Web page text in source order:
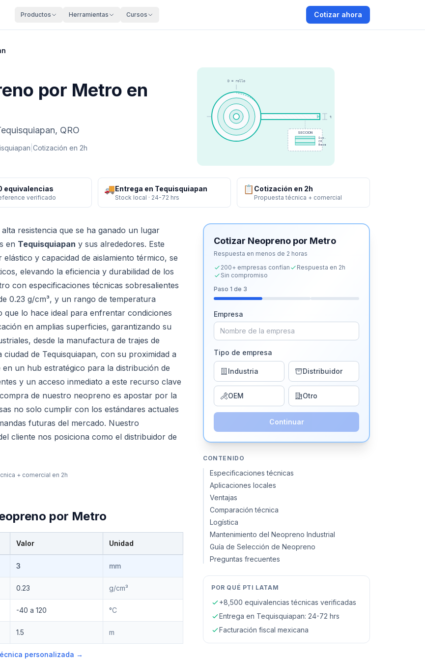
Productos Herramientas Cursos Cotizar ahora
por Metro en
QRO
Cotización en 2h
SECCION
Sup.
CR
Base
t
D = rollo
equivalencias
verificado
🚚Entrega en Tequisquiapan
Stock local · 24-72 hrs
📋 Cotización en 2h
Propuesta técnica + comercial
resistencia que se ha ganado un lugar
en Tequisquiapan y sus alrededores. Este
y capacidad de aislamiento térmico, se
elevando la eficiencia y durabilidad de los
con especificaciones técnicas sobresalientes
0.23 g/cm³, y un rango de temperatura
que lo hace ideal para enfrentar condiciones
en amplias superficies, garantizando su
desde la manufactura de trajes de
de Tequisquiapan, con su proximidad a
un hub estratégico para la distribución de
y un acceso inmediato a este recurso clave
de nuestro neopreno es apostar por la
no solo cumplir con los estándares actuales
futuras del mercado. Nuestro
cliente nos posiciona como el distribuidor de
+ comercial en 2h
por Metro
Valor Unidad
3 mm
0.23 g/cm³
-40 a 120 °C
1.5 m
personalizada →
Cotizar Neopreno por Metro
Respuesta en menos de 2 horas
200+ empresas confían
Respuesta en 2h
Sin compromiso
Paso 1 de 3
Empresa
Tipo de empresa
Industria Distribuidor
OEM Otro
Continuar
CONTENIDO
Especificaciones técnicas
Aplicaciones locales
Ventajas
Comparación técnica
Logística
Mantenimiento del Neopreno Industrial
Guía de Selección de Neopreno
Preguntas frecuentes
POR QUÉ PTI LATAM
+8,500 equivalencias técnicas verificadas
Entrega en Tequisquiapan: 24-72 hrs
Facturación fiscal mexicana